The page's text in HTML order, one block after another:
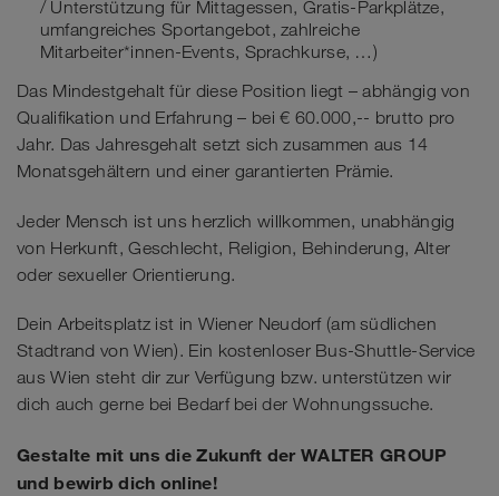
/ Unterstützung für Mittagessen, Gratis-Parkplätze,
umfangreiches Sportangebot, zahlreiche
Mitarbeiter*innen-Events, Sprachkurse, …)
Das Mindestgehalt für diese Position liegt – abhängig von
Qualifikation und Erfahrung – bei € 60.000,-- brutto pro
Jahr. Das Jahresgehalt setzt sich zusammen aus 14
Monatsgehältern und einer garantierten Prämie.
Jeder Mensch ist uns herzlich willkommen, unabhängig
von Herkunft, Geschlecht, Religion, Behinderung, Alter
oder sexueller Orientierung.
Dein Arbeitsplatz ist in Wiener Neudorf (am südlichen
Stadtrand von Wien). Ein kostenloser Bus-Shuttle-Service
aus Wien steht dir zur Verfügung bzw. unterstützen wir
dich auch gerne bei Bedarf bei der Wohnungssuche.
Gestalte mit uns die Zukunft der WALTER GROUP
und bewirb dich online!